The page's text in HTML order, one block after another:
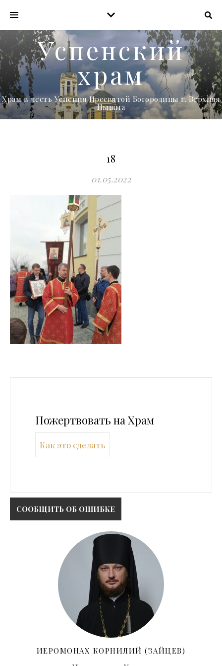
Успенский
храм
Храм в честь Успения Пресвятой Богородицы г. Верхняя
Пышма
18
01.05.2022
Пожертвовать на Храм
Как это сделать
ИЕРОМОНАХ КОРНИЛИЙ (ЗАЙЦЕВ)